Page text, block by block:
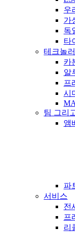
우
가
독
타
테크놀러
카
알
프
시
팀 그리
앰
파
서비스
전
프
리